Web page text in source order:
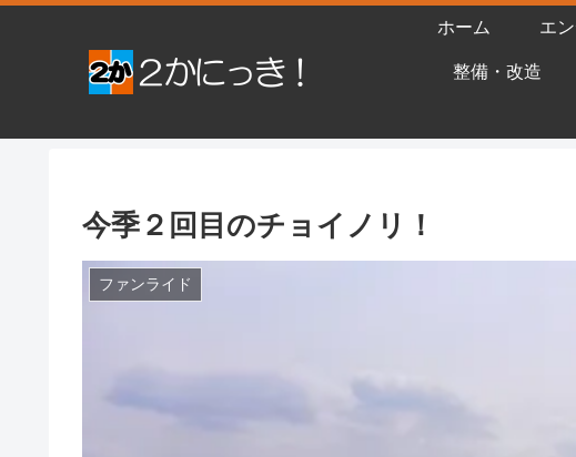
ホーム エ
整備・改造
今季２回目のチョイノリ！
ファンライド